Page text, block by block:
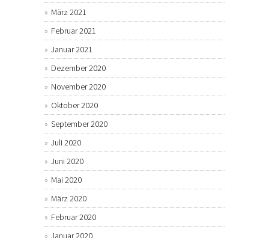
März 2021
Februar 2021
Januar 2021
Dezember 2020
November 2020
Oktober 2020
September 2020
Juli 2020
Juni 2020
Mai 2020
März 2020
Februar 2020
Januar 2020